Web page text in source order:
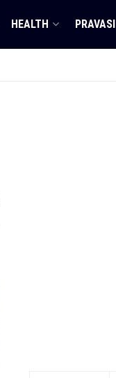
HEALTH PRAVASI